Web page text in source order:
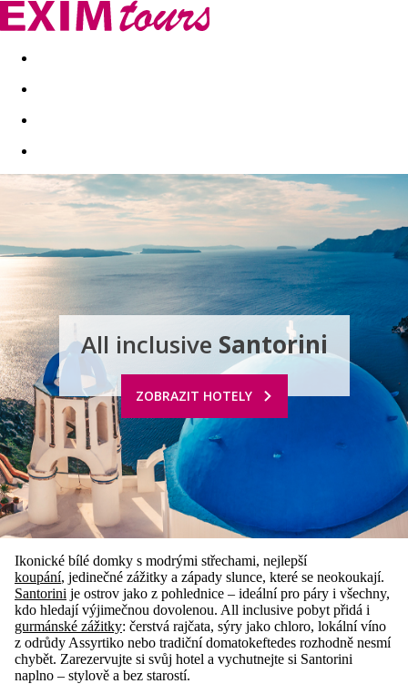
Akční nabídky Last minute
All inclusive Santorini
ZOBRAZIT HOTELY
Ikonické bílé domky s modrými střechami, nejlepší
koupání, jedinečné zážitky a západy slunce, které se neokoukají.
Santorini je ostrov jako z pohlednice – ideální pro páry i všechny,
kdo hledají výjimečnou dovolenou. All inclusive pobyt přidá i
gurmánské zážitky: čerstvá rajčata, sýry jako chloro, lokální víno
z odrůdy Assyrtiko nebo tradiční domatokeftedes rozhodně nesmí
chybět. Zarezervujte si svůj hotel a vychutnejte si Santorini
naplno – stylově a bez starostí.